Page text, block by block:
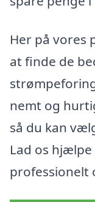
Her på vores
at finde de
nemt og
så du kan
Lad os
professionelt